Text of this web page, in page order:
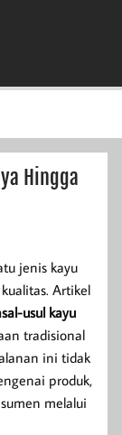
Hingga
jenis kayu
Artikel
usul kayu
tradisional
ini tidak
produk,
melalui